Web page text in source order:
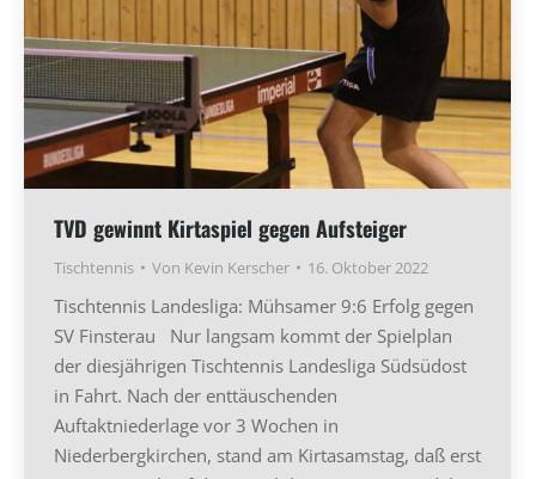
TVD gewinnt Kirtaspiel gegen Aufsteiger
Tischtennis Von Kevin Kerscher 16. Oktober 2022
Tischtennis Landesliga: Mühsamer 9:6 Erfolg gegen
SV Finsterau Nur langsam kommt der Spielplan
der diesjährigen Tischtennis Landesliga Südsüdost
in Fahrt. Nach der enttäuschenden
Auftaktniederlage vor 3 Wochen in
Niederbergkirchen, stand am Kirtasamstag, daß erst